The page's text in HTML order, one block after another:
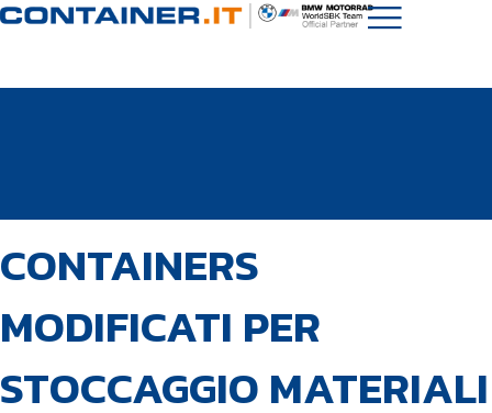
IN:
CONTAINERS
MODIFICATI PER
STOCCAGGIO MATERIALI
il: